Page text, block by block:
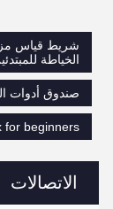
الاتصالات
شريط قياس
الخياطة
صندوق أدوات
for beginners